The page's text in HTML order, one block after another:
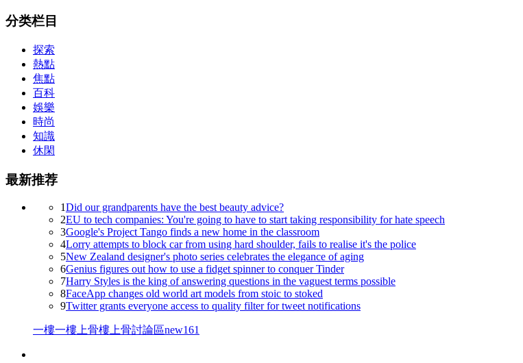
分类栏目
探索
熱點
焦點
百科
娛樂
時尚
知識
休閑
最新推荐
1Did our grandparents have the best beauty advice?
2EU to tech companies: You're going to have to start taking responsibility for hate speech
3Google's Project Tango finds a new home in the classroom
4Lorry attempts to block car from using hard shoulder, fails to realise it's the police
5New Zealand designer's photo series celebrates the elegance of aging
6Genius figures out how to use a fidget spinner to conquer Tinder
7Harry Styles is the king of answering questions in the vaguest terms possible
8FaceApp changes old world art models from stoic to stoked
9Twitter grants everyone access to quality filter for tweet notifications
一樓一樓上骨樓上骨討論區new161